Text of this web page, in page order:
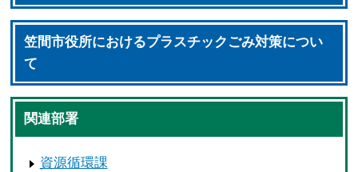
笠間市役所におけるプラスチックごみ対策につい
て
関連部署
資源循環課